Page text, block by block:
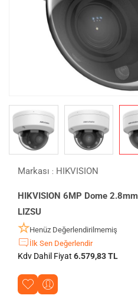
Markası : HIKVISION
HIKVISION 6MP Dome
LIZSU
Henüz Değerlendirilmemiş
İlk Sen Değerlendir
Kdv Dahil Fiyat 6.579,83 TL